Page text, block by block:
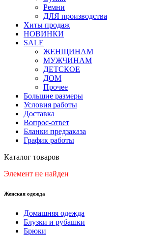
Ремни
ДЛЯ производства
Хиты продаж
НОВИНКИ
SALE
ЖЕНЩИНАМ
МУЖЧИНАМ
ДЕТСКОЕ
ДОМ
Прочее
Большие размеры
Условия работы
Доставка
Вопрос-ответ
Бланки предзаказа
График работы
Каталог товаров
Элемент не найден
Женская одежда
Домашняя одежда
Блузки и рубашки
Брюки